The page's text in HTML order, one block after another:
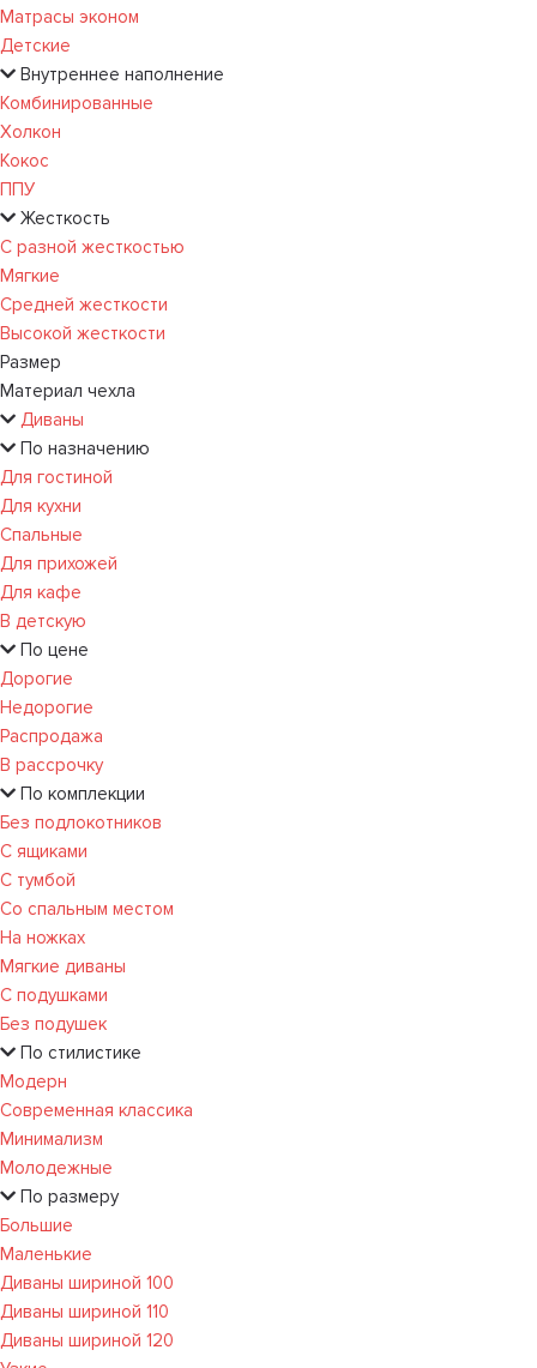
Матрасы эконом
Детские
Внутреннее наполнение
Комбинированные
Холкон
Кокос
ППУ
Жесткость
С разной жесткостью
Мягкие
Средней жесткости
Высокой жесткости
Размер
Материал чехла
Диваны
По назначению
Для гостиной
Для кухни
Спальные
Для прихожей
Для кафе
В детскую
По цене
Дорогие
Недорогие
Распродажа
В рассрочку
По комплекции
Без подлокотников
С ящиками
С тумбой
Со спальным местом
На ножках
Мягкие диваны
С подушками
Без подушек
По стилистике
Модерн
Современная классика
Минимализм
Молодежные
По размеру
Большие
Маленькие
Диваны шириной 100
Диваны шириной 110
Диваны шириной 120